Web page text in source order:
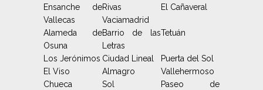
Ensanche de
Vallecas
Rivas
Vaciamadrid
El Cañaveral
Alameda de
Osuna
Barrio de las
Letras
Tetuán
Los Jerónimos Ciudad Lineal
Puerta del Sol
El Viso
Almagro
Vallehermoso
Chueca
Sol
Paseo de